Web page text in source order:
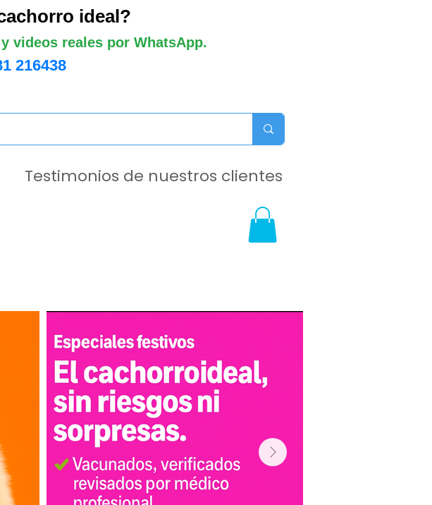
ideal?
videos reales por WhatsApp.
216438
Testimonios de nuestros clientes